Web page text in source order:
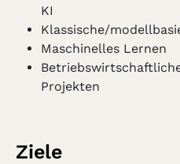
KI
Klassische/
Maschinelles Lernen
Projekten
Ziele